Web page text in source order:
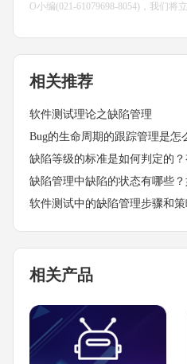
O小编(021-61079698-8054)，我们将
相关推荐
软件测试理论之缺陷管理
缺陷管理中缺陷的状态有哪些
软件测试中的缺陷管理步骤和
相关产品